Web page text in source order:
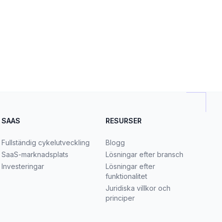
SAAS
Fullständig cykelutveckling
SaaS-marknadsplats
Investeringar
RESURSER
Blogg
Lösningar efter bransch
Lösningar efter
funktionalitet
Juridiska villkor och
principer